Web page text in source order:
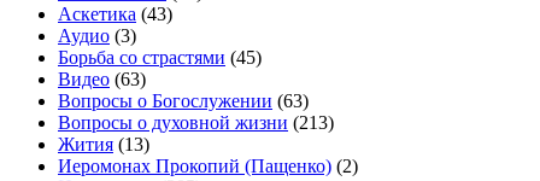
Аскетика (43)
Аудио (3)
Борьба со страстями (45)
Видео (63)
Вопросы о Богослужении (63)
Вопросы о духовной жизни (213)
Жития (13)
Иеромонах Прокопий (Пащенко) (2)